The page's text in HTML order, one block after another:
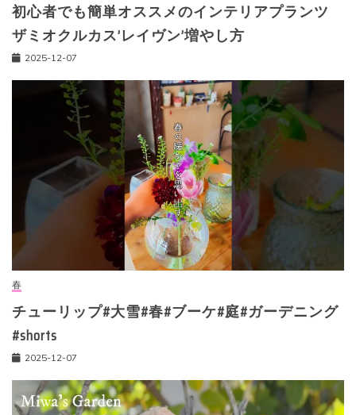
初心者でも簡単オススメのインテリアプランツ
ザミオクルカス’レイヴン’増やし方
2025-12-07
春
チューリップ#大雪#春#ブーケ#庭#ガーデニング
#shorts
2025-12-07